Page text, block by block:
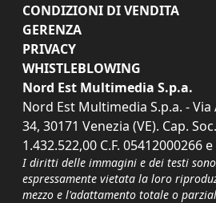
CONDIZIONI DI VENDITA
GERENZA
PRIVACY
WHISTLEBLOWING
Nord Est Multimedia S.p.a.
Nord Est Multimedia S.p.a. -
34, 30171 Venezia (VE). Cap.
1.432.522,00 C.F. 05412000266
I diritti delle immagini e dei testi
espressamente vietata la loro
mezzo e l'adattamento totale o